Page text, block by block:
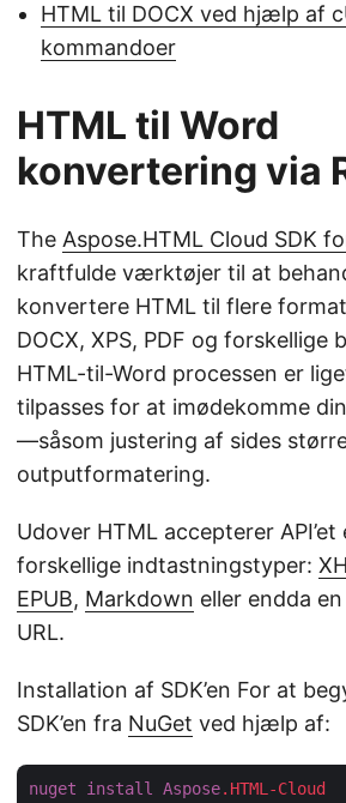
HTML til DOCX ved hjælp af
kommandoer
HTML til Word
konvertering via
The Aspose.HTML Cloud SDK
kraftfulde værktøjer til at
konvertere HTML til flere
DOCX, XPS, PDF og forskellige
HTML-til-Word processen er
tilpasses for at imødekomme
—såsom justering af sides
outputformatering.
Udover HTML accepterer
forskellige indtastningstyper:
EPUB, Markdown eller endda
URL.
Installation af SDK’en For at
SDK’en fra NuGet ved hjælp af:
nuget install Aspose.HTML-Cloud